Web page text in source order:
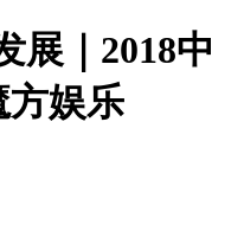
展｜2018中
方娱乐